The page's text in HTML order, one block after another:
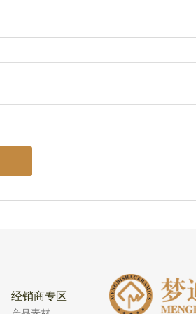
经销商专区